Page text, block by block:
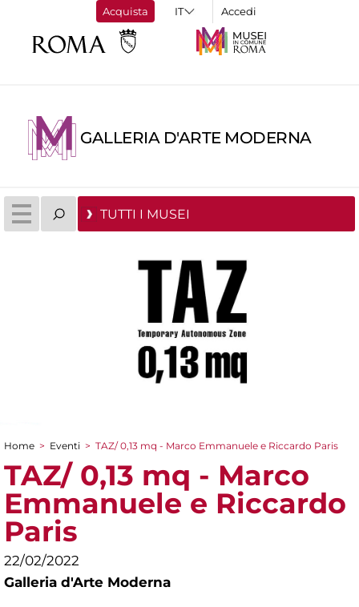
Acquista Accedi
GALLERIA D'ARTE MODERNA
TUTTI I MUSEI
Tu sei qui
Home > Eventi > TAZ/ 0,13 mq - Marco Emmanuele e Riccardo Paris
TAZ/ 0,13 mq - Marco
Emmanuele e Riccardo
Paris
22/02/2022
Galleria d'Arte Moderna